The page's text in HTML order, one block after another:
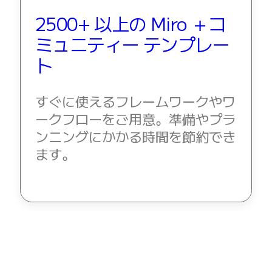
2500+ 以上の Miro ＋コ
ミュニティー テンプレー
ト
すぐに使えるフレームワークやワ
ークフローをご用意。準備やプラ
ンニングにかかる時間を節約でき
ます。